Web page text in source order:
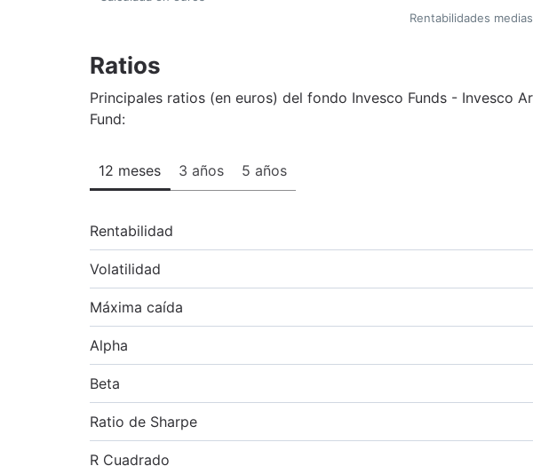
Rentabilidades
Ratios
Principales ratios (en euros) del fondo Invesco Funds - Invesco
Fund:
12 meses 3 años 5 años
Rentabilidad
Volatilidad
Máxima caída
Alpha
Beta
Ratio de Sharpe
R Cuadrado